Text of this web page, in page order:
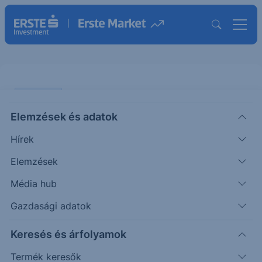
Elemzések és adatok
Hírek
Elemzések
Média hub
Gazdasági adatok
Keresés és árfolyamok
Termék keresők
Magyar Telekom
A Magyar Telekom május 27-én 250.000 darab
saját részvényt vásárolt 2592,87 forintos